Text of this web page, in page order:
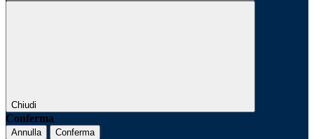
Chiudi
Conferma
Annulla Conferma